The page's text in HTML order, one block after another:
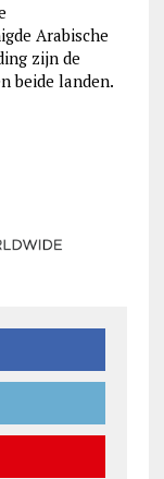
Arabische
zijn de
beide landen.